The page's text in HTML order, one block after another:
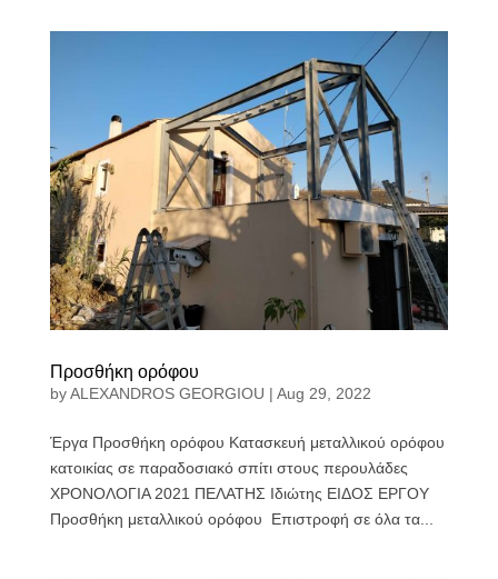
Προσθήκη ορόφου
byALEXANDROS GEORGIOU | Aug 29, 2022
Έργα Προσθήκη ορόφου Κατασκευή μεταλλικού ορόφου
κατοικίας σε παραδοσιακό σπίτι στους περουλάδες
ΧΡΟΝΟΛΟΓΙΑ 2021 ΠΕΛΑΤΗΣ Ιδιώτης ΕΙΔΟΣ ΕΡΓΟΥ
Προσθήκη μεταλλικού ορόφου Επιστροφή σε όλα τα...